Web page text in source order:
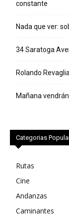
constante
Nada que ver:
34 Saratoga
Rolando
Mañana
Categorias
Rutas
Cine
Andanzas
Caminantes